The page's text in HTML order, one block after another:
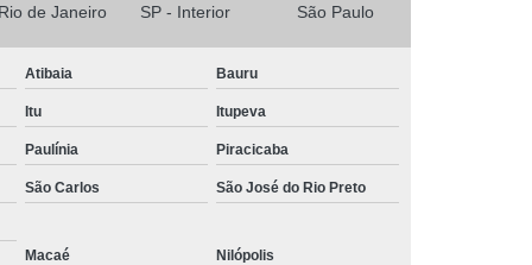
de Janeiro SP - Interior São Paulo
Atibaia Bauru
Itu Itupeva
Paulínia Piracicaba
São Carlos São José do Rio Preto
Macaé Nilópolis